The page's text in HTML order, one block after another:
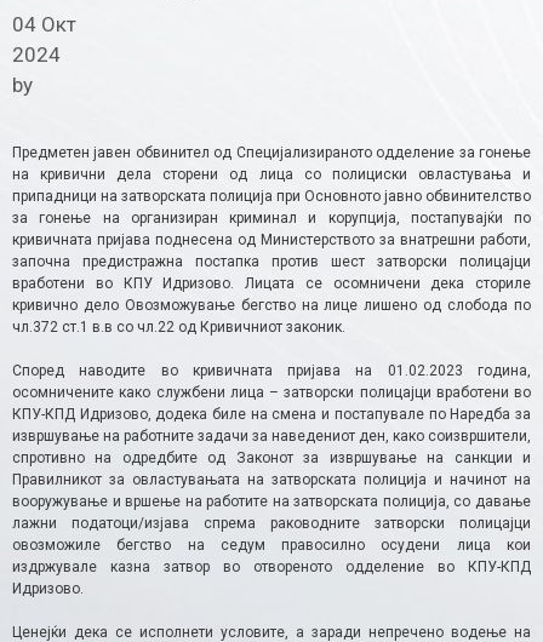
04 Окт
2024
by
Предметен јавен обвинител од Специјализираното одделение за гонење
на кривични дела сторени од лица со полициски овластувања и
припадници на затворската полиција при Основното јавно обвинителство
за гонење на организиран криминал и корупција, постапувајќи по
кривичната пријава поднесена од Министерството за внатрешни работи,
започна предистражна постапка против шест затворски полицајци
вработени во КПУ Идризово. Лицата се осомничени дека сториле
кривично дело Овозможување бегство на лице лишено од слобода по
чл.372 ст.1 в.в со чл.22 од Кривичниот законик.
Според наводите во кривичната пријава на 01.02.2023 година,
осомничените како службени лица – затворски полицајци вработени во
КПУ-КПД Идризово, додека биле на смена и постапувале по Наредба за
извршување на работните задачи за наведениот ден, како соизвршители,
спротивно на одредбите од Законот за извршување на санкции и
Правилникот за овластувањата на затворската полиција и начинот на
вооружување и вршење на работите на затворската полиција, со давање
лажни податоци/изјава спрема раководните затворски полицајци
овозможиле бегство на седум правосилно осудени лица кои
издржувале казна затвор во отвореното одделение во КПУ-КПД
Идризово.
Ценејќи дека се исполнети условите, а заради непречено водење на